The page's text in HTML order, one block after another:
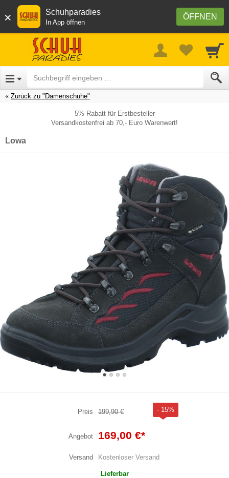
× ÖFFNEN
Schuhparadies
In App öffnen
Zurück zu "Damenschuhe"
5% Rabatt für Erstbesteller
Versandkostenfrei ab 70,- Euro Warenwert!
Lowa
Preis 199,90 € - 15%
Angebot 169,00 €*
Versand Kostenloser Versand
Lieferbar